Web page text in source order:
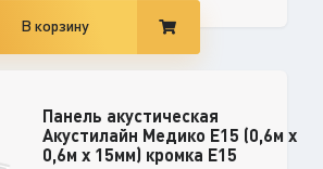
В корзину
Панель акустическая
Акустилайн Медико Е15 (0,6м х
0,6м х 15мм) кромка Е15